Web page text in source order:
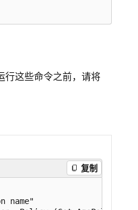
行这些命令之前，请将
复制
name"